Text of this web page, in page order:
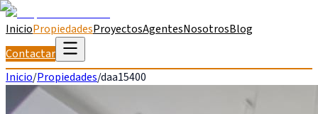
InicioPropiedadesProyectosAgentesNosotrosBlog
Contactar
Inicio/Propiedades/daa15400